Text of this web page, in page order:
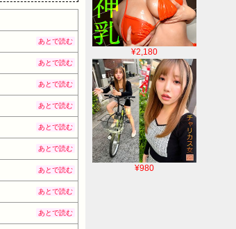
¥2,180
¥980
あとで読む
あとで読む
あとで読む
あとで読む
あとで読む
あとで読む
あとで読む
あとで読む
あとで読む